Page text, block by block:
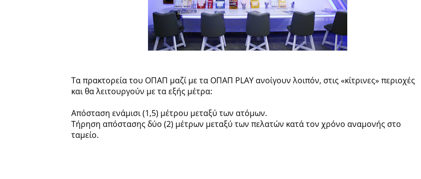
Τα πρακτορεία του ΟΠΑΠ μαζί με τα ΟΠΑΠ PLAY ανοίγουν λοιπόν, στις «κίτρινες» περιοχές
και θα λειτουργούν με τα εξής μέτρα:
Απόσταση ενάμισι (1,5) μέτρου μεταξύ των ατόμων.
Τήρηση απόστασης δύο (2) μέτρων μεταξύ των πελατών κατά τον χρόνο αναμονής στο
ταμείο.